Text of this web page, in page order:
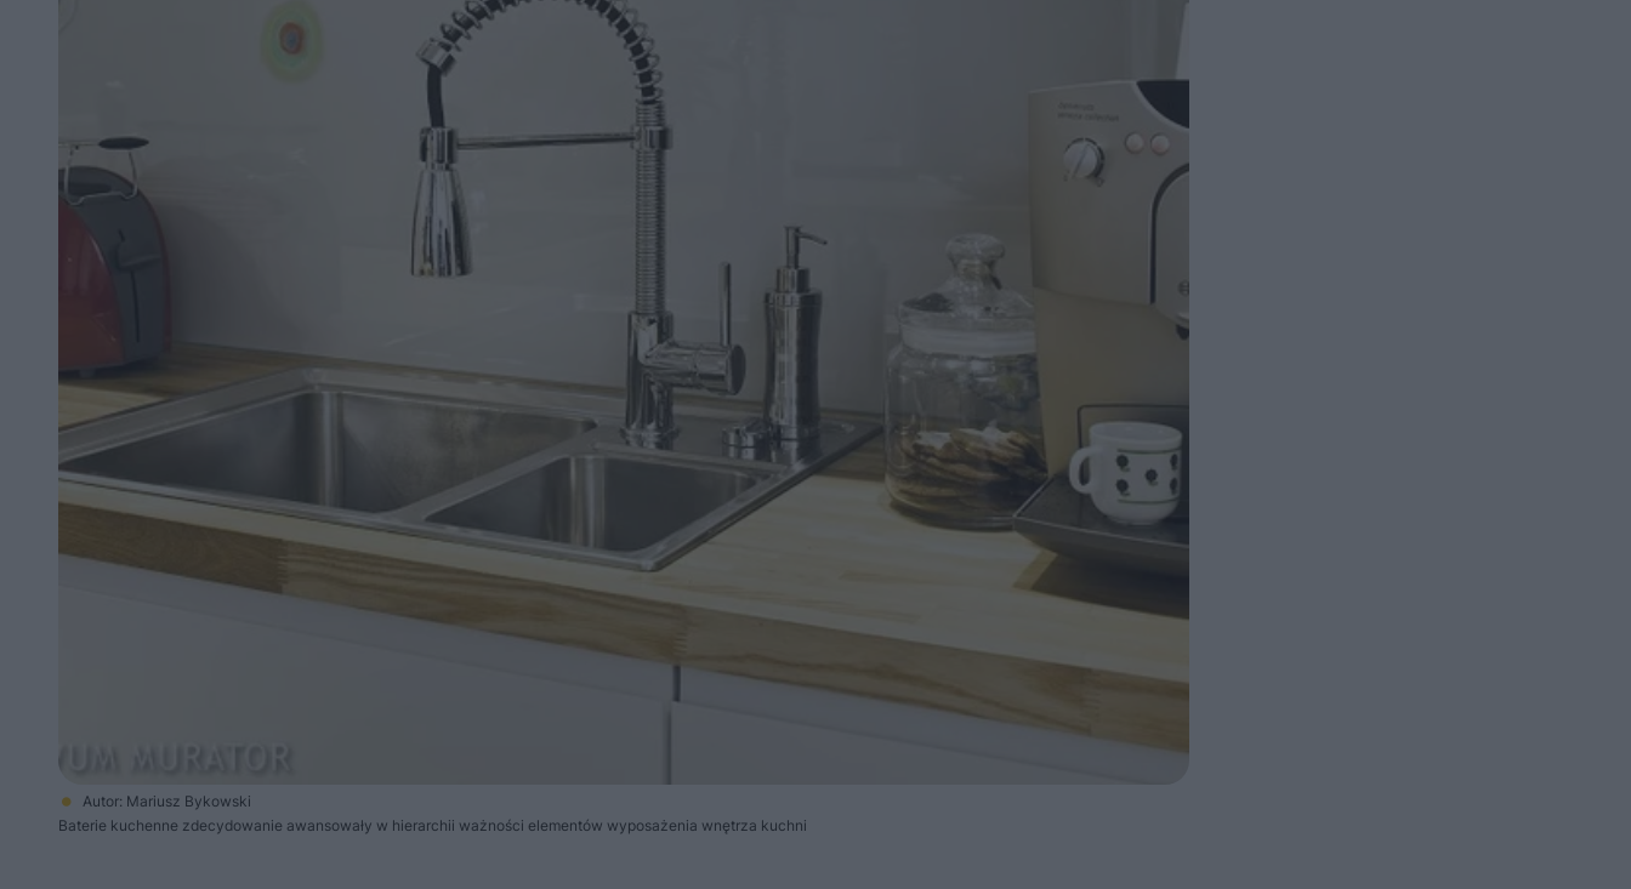
Autor: Mariusz Bykowski
Baterie kuchenne zdecydowanie awansowały w hierarchii ważności elementów wyposażenia wnętrza kuchni